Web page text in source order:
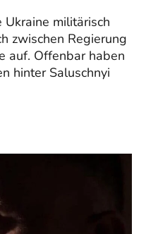
militärisch
zwischen Regierung
auf. Offenbar haben
hinter Saluschnyi